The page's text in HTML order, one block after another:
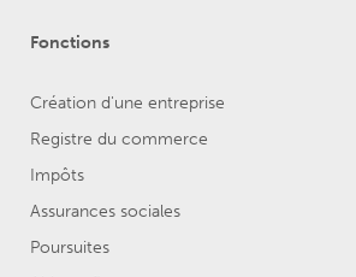
Fonctions
Création d'une entreprise
Registre du commerce
Impôts
Assurances sociales
Poursuites